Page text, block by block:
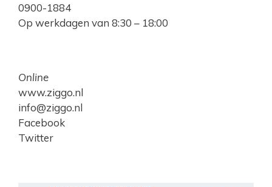
0900-1884
Op werkdagen van 8:30 – 18:00
Online
www.ziggo.nl
info@ziggo.nl
Facebook
Twitter